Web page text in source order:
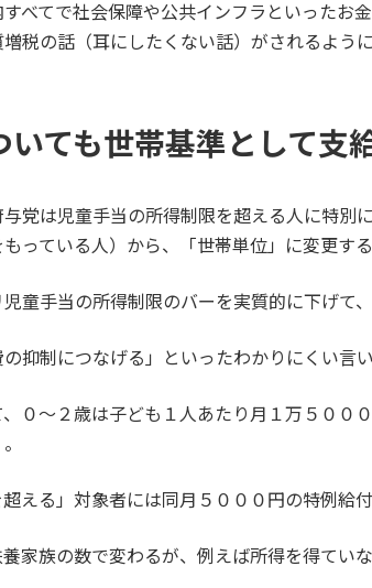
べてで社会保障や公共インフラといったお
税の話（耳にしたくない話）がされるように
いても世帯基準として支
党は児童手当の所得制限を超える人に特別
っている人）から、「世帯単位」に変更す
童手当の所得制限のバーを実質的に下げて
の抑制につなげる」といったわかりにくい
０～２歳は子ども１人あたり月１万５００
える」対象者には同月５０００円の特例給付
家族の数で変わるが、例えば所得を得て